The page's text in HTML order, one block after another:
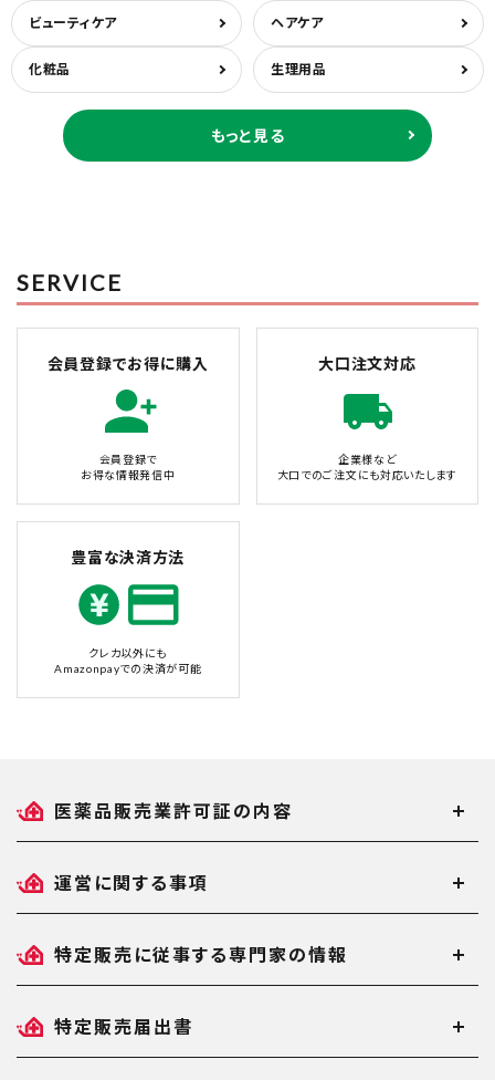
ビューティケア ヘアケア
化粧品 生理用品
もっと見る
SERVICE
会員登録でお得に購入
会員登録で
お得な情報発信中
大口注文対応
企業様など
大口でのご注文にも対応いたします
豊富な決済方法
クレカ以外にも
Amazonpayでの決済が可能
医薬品販売業許可証の内容
運営に関する事項
特定販売に従事する専門家の情報
特定販売届出書